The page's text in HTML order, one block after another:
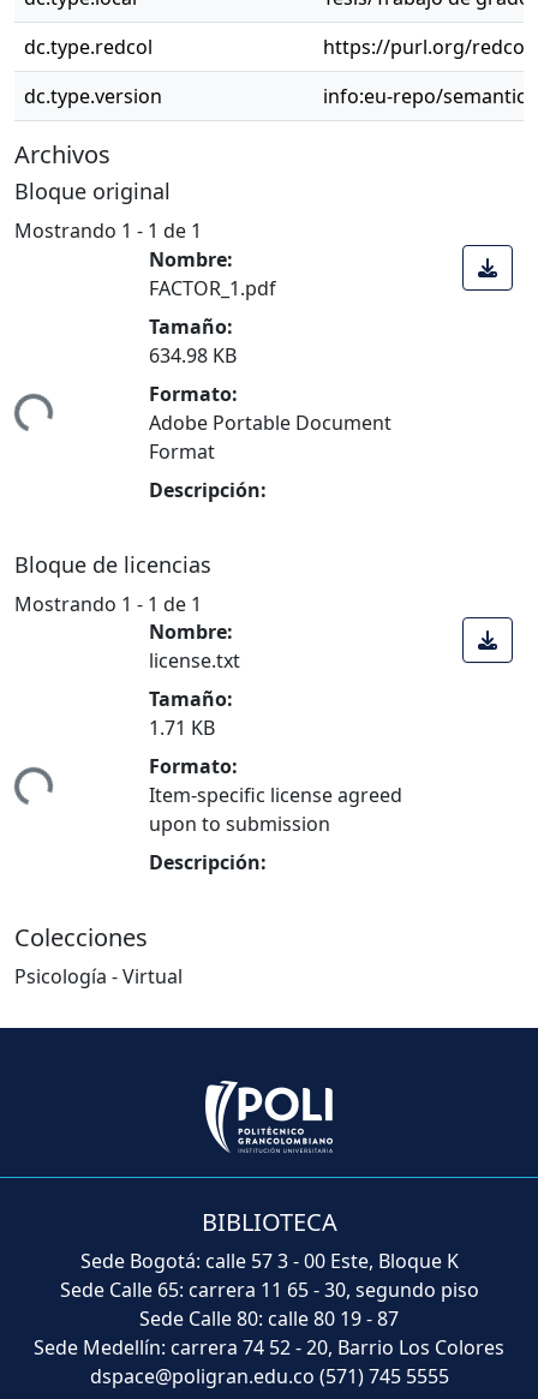
dc.type.redcol
https://purl.org/redcol/
dc.type.version
info:eu-repo/
Archivos
Bloque original
Mostrando 1 - 1 de 1
Cargando...
Nombre:
FACTOR_1.pdf
Tamaño:
634.98 KB
Formato:
Adobe Portable Document
Format
Descripción:
Bloque de licencias
Mostrando 1 - 1 de 1
Cargando...
Nombre:
license.txt
Tamaño:
1.71 KB
Formato:
Item-specific license agreed
upon to submission
Descripción:
Colecciones
Psicología - Virtual
BIBLIOTECA
Sede Bogotá: calle 57 3 - 00 Este, Bloque K
Sede Calle 65: carrera 11 65 - 30, segundo piso
Sede Calle 80: calle 80 19 - 87
Sede Medellín: carrera 74 52 - 20, Barrio Los Colores
dspace@poligran.edu.co (571) 745 5555